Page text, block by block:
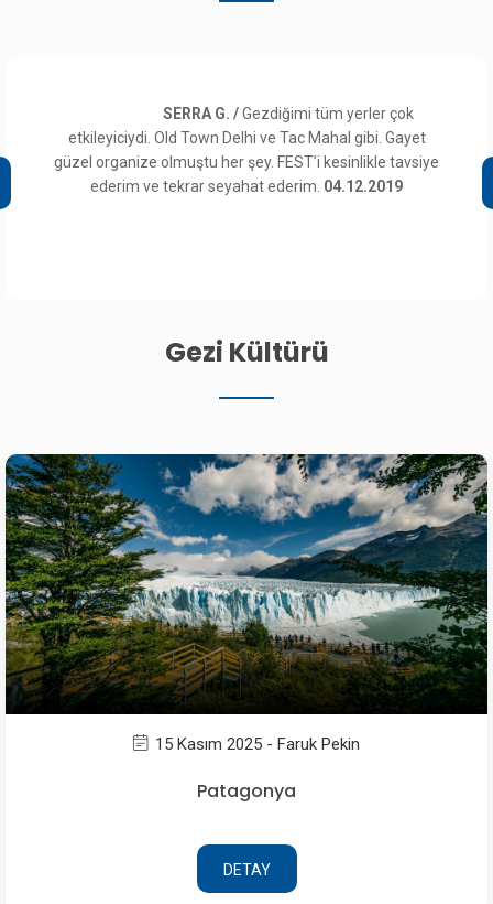
SERRA G. /Gezdiğimi tüm yerler çok
etkileyiciydi. Old Town Delhi ve Tac Mahal gibi. Gayet
güzel organize olmuştu her şey. FEST’i kesinlikle tavsiye
ederim ve tekrar seyahat ederim. 04.12.2019
Gezi Kültürü
15 Kasım 2025 - Faruk Pekin
Patagonya
DETAY